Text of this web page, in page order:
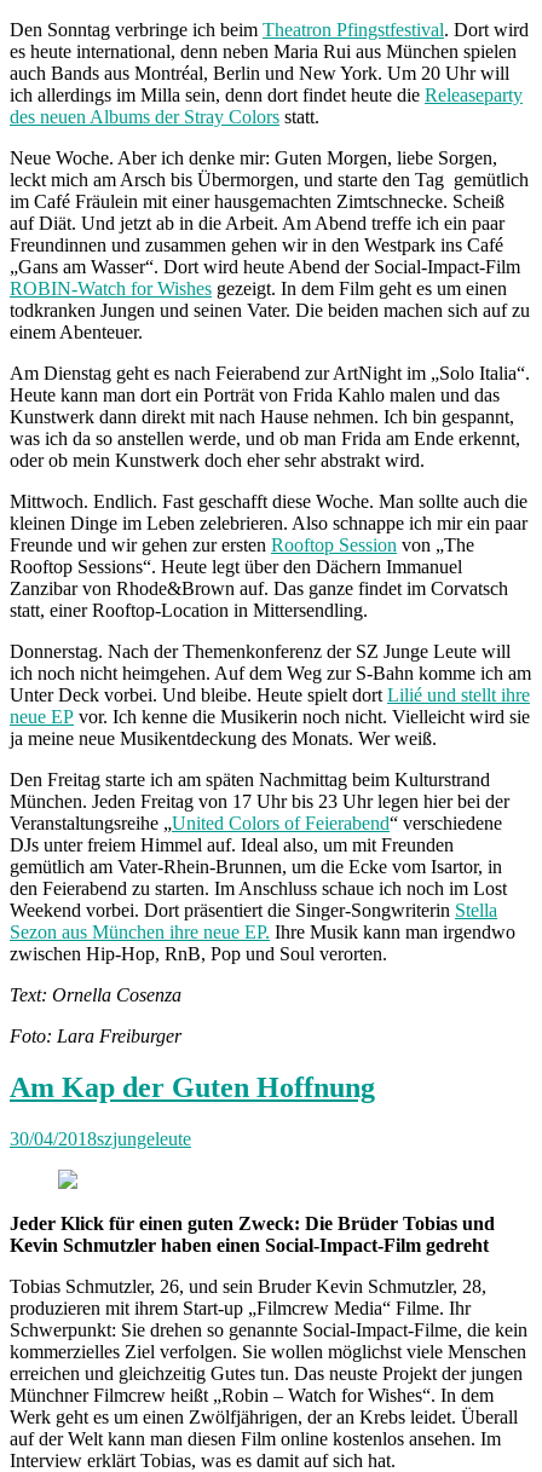
Den Sonntag verbringe ich beim Theatron Pfingstfestival. Dort wird
es heute international, denn neben Maria Rui aus München spielen
auch Bands aus Montréal, Berlin und New York. Um 20 Uhr will
ich allerdings im Milla sein, denn dort findet heute die Releaseparty
des neuen Albums der Stray Colors statt.
Neue Woche. Aber ich denke mir: Guten Morgen, liebe Sorgen,
leckt mich am Arsch bis Übermorgen, und starte den Tag gemütlich
im Café Fräulein mit einer hausgemachten Zimtschnecke. Scheiß
auf Diät. Und jetzt ab in die Arbeit. Am Abend treffe ich ein paar
Freundinnen und zusammen gehen wir in den Westpark ins Café
„Gans am Wasser“. Dort wird heute Abend der Social-Impact-Film
ROBIN-Watch for Wishes gezeigt. In dem Film geht es um einen
todkranken Jungen und seinen Vater. Die beiden machen sich auf zu
einem Abenteuer.
Am Dienstag geht es nach Feierabend zur ArtNight im „Solo Italia“.
Heute kann man dort ein Porträt von Frida Kahlo malen und das
Kunstwerk dann direkt mit nach Hause nehmen. Ich bin gespannt,
was ich da so anstellen werde, und ob man Frida am Ende erkennt,
oder ob mein Kunstwerk doch eher sehr abstrakt wird.
Mittwoch. Endlich. Fast geschafft diese Woche. Man sollte auch die
kleinen Dinge im Leben zelebrieren. Also schnappe ich mir ein paar
Freunde und wir gehen zur ersten Rooftop Session von „The
Rooftop Sessions“. Heute legt über den Dächern Immanuel
Zanzibar von Rhode&Brown auf. Das ganze findet im Corvatsch
statt, einer Rooftop-Location in Mittersendling.
Donnerstag. Nach der Themenkonferenz der SZ Junge Leute will
ich noch nicht heimgehen. Auf dem Weg zur S-Bahn komme ich am
Unter Deck vorbei. Und bleibe. Heute spielt dort Lilié und stellt ihre
neue EP vor. Ich kenne die Musikerin noch nicht. Vielleicht wird sie
ja meine neue Musikentdeckung des Monats. Wer weiß.
Den Freitag starte ich am späten Nachmittag beim Kulturstrand
München. Jeden Freitag von 17 Uhr bis 23 Uhr legen hier bei der
Veranstaltungsreihe „United Colors of Feierabend“ verschiedene
DJs unter freiem Himmel auf. Ideal also, um mit Freunden
gemütlich am Vater-Rhein-Brunnen, um die Ecke vom Isartor, in
den Feierabend zu starten. Im Anschluss schaue ich noch im Lost
Weekend vorbei. Dort präsentiert die Singer-Songwriterin Stella
Sezon aus München ihre neue EP. Ihre Musik kann man irgendwo
zwischen Hip-Hop, RnB, Pop und Soul verorten.
Text: Ornella Cosenza
Foto: Lara Freiburger
Am Kap der Guten Hoffnung
30/04/2018szjungeleute
Jeder Klick für einen guten Zweck: Die Brüder Tobias und
Kevin Schmutzler haben einen Social-Impact-Film gedreht
Tobias Schmutzler, 26, und sein Bruder Kevin Schmutzler, 28,
produzieren mit ihrem Start-up „Filmcrew Media“ Filme. Ihr
Schwerpunkt: Sie drehen so genannte Social-Impact-Filme, die kein
kommerzielles Ziel verfolgen. Sie wollen möglichst viele Menschen
erreichen und gleichzeitig Gutes tun. Das neuste Projekt der jungen
Münchner Filmcrew heißt „Robin – Watch for Wishes“. In dem
Werk geht es um einen Zwölfjährigen, der an Krebs leidet. Überall
auf der Welt kann man diesen Film online kostenlos ansehen. Im
Interview erklärt Tobias, was es damit auf sich hat.